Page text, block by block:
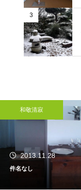
3
和敬清寂
2013.11.28
件名なし